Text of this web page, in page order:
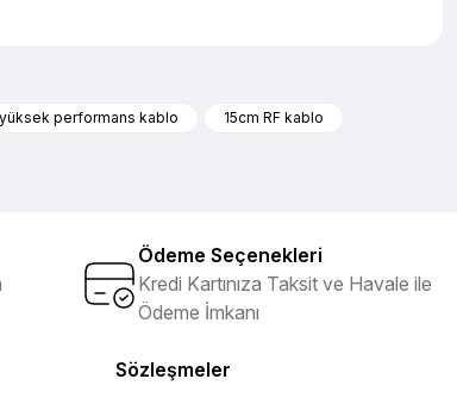
yüksek performans kablo
15cm RF kablo
Ödeme Seçenekleri
Kredi Kartınıza Taksit ve Havale ile
Ödeme İmkanı
Sözleşmeler